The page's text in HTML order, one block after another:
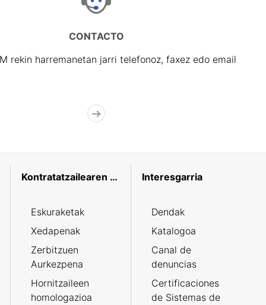
CONTACTO
rekin harremanetan jarri telefonoz, faxez edo email
Kontratatzailearen profila
Eskuraketak
Xedapenak
Zerbitzuen
Aurkezpena
Hornitzaileen
homologazioa
Interesgarria
Dendak
Katalogoa
Canal de
denuncias
Certificaciones
de Sistemas de